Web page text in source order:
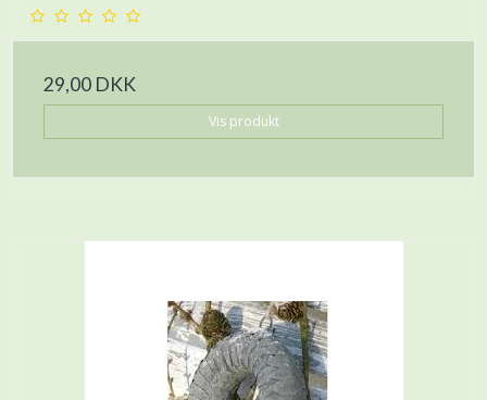
29,00 DKK
Vis produkt